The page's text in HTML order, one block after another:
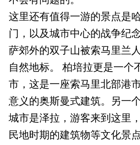
这里还有值得一游的景点是
门，以及城市中心的战争纪
萨郊外的双子山被索马里兰
自然地标。 柏培拉更是一个
市，这是一座索马里北部港
意义的奥斯曼式建筑。另一
城市是泽拉，游客来到这里
民地时期的建筑物等文化景